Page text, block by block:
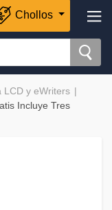
Chollos
LCD y eWriters
Incluye Tres